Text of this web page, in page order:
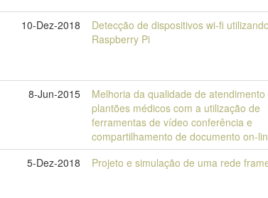
10-Dez-2018
Detecção de dispositivos wi-fi utilizando
Raspberry Pi
8-Jun-2015
Melhoria da qualidade de atendimento
plantões médicos com a utilização de
ferramentas de vídeo conferência e
compartilhamento de documento on-
5-Dez-2018 Projeto e simulação de uma rede